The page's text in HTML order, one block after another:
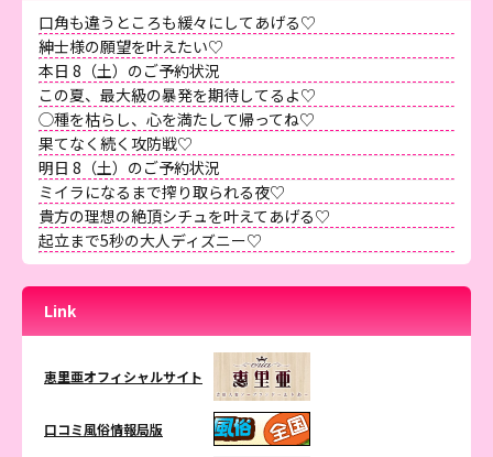
口角も違うところも緩々にしてあげる♡
紳士様の願望を叶えたい♡
本日 8（土）のご予約状況
この夏、最大級の暴発を期待してるよ♡
◯種を枯らし、心を満たして帰ってね♡
果てなく続く攻防戦♡
明日 8（土）のご予約状況
ミイラになるまで搾り取られる夜♡
貴方の理想の絶頂シチュを叶えてあげる♡
起立まで5秒の大人ディズニー♡
Link
恵里亜オフィシャルサイト
口コミ風俗情報局版